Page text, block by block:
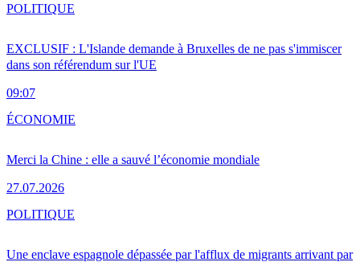
EXCLUSIF : L'Islande demande à Bruxelles de ne pas s'immiscer
dans son référendum sur l'UE
09:07
POLITIQUE
Merci la Chine : elle a sauvé l’économie mondiale
27.07.2026
ÉCONOMIE
Une enclave espagnole dépassée par l'afflux de migrants arrivant par
POLITIQUE